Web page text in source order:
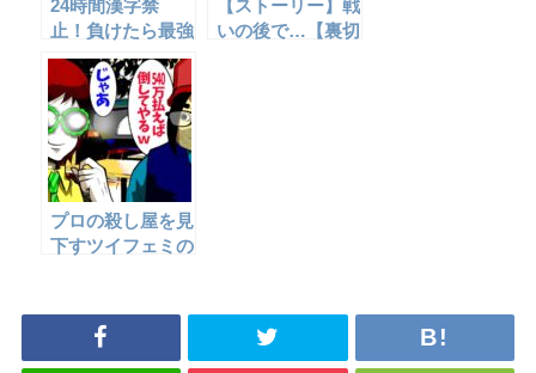
24時間漢字禁
止！負けたら最強
の母がボコボコに
する罰ゲーム☆
【ストーリー】戦
いの後で…【裏切
プロの殺し屋を見
下すツイフェミの